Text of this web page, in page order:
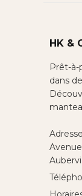
HK &
Prêt-à-
dans